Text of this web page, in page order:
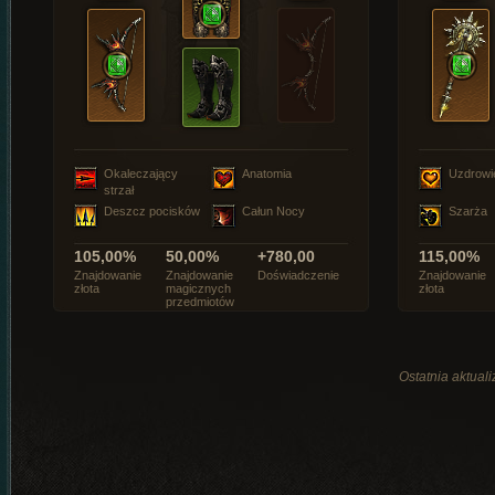
Okaleczający
strzał
Anatomia
Deszcz pocisków Całun Nocy
105,00%
Znajdowanie
złota
50,00%
Znajdowanie
magicznych
przedmiotów
+780,00
Doświadczenie
Szarża
115,00%
Znajdowanie
złota
Ostatnia